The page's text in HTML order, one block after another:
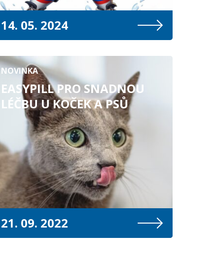
14. 05. 2024
NOVINKA
EASYPILL PRO SNADNOU
LÉČBU U KOČEK A PSŮ
21. 09. 2022